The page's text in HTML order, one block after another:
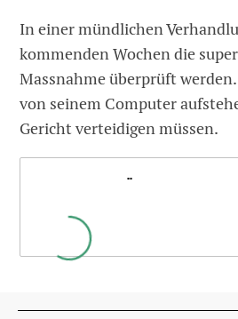
In einer mündlichen
kommenden Wochen die
Massnahme überprüft
von seinem Computer
Gericht verteidigen müssen.
..